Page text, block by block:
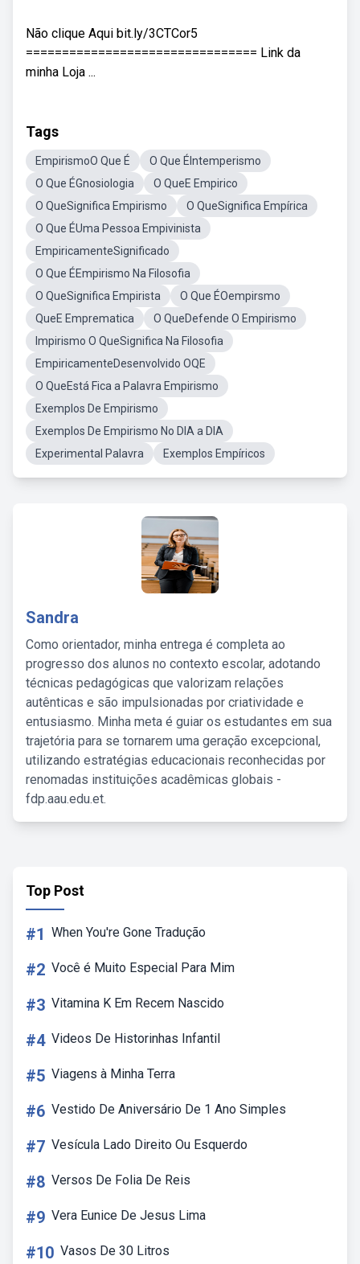
Não clique Aqui bit.ly/3CTCor5
================================ Link da
minha Loja ...
Tags
EmpirismoO Que É
O Que ÉIntemperismo
O Que ÉGnosiologia
O QueE Empirico
O QueSignifica Empirismo
O QueSignifica Empírica
O Que ÉUma Pessoa Empivinista
EmpiricamenteSignificado
O Que ÉEmpirismo Na Filosofia
O QueSignifica Empirista
O Que ÉOempirsmo
QueE Emprematica
O QueDefende O Empirismo
Impirismo O QueSignifica Na Filosofia
EmpiricamenteDesenvolvido OQE
O QueEstá Fica a Palavra Empirismo
Exemplos De Empirismo
Exemplos De Empirismo No DIA a DIA
Experimental Palavra
Exemplos Empíricos
Sandra
Como orientador, minha entrega é completa ao
progresso dos alunos no contexto escolar, adotando
técnicas pedagógicas que valorizam relações
autênticas e são impulsionadas por criatividade e
entusiasmo. Minha meta é guiar os estudantes em sua
trajetória para se tornarem uma geração excepcional,
utilizando estratégias educacionais reconhecidas por
renomadas instituições acadêmicas globais -
fdp.aau.edu.et.
Top Post
#1 When You're Gone Tradução
#2 Você é Muito Especial Para Mim
#3 Vitamina K Em Recem Nascido
#4 Videos De Historinhas Infantil
#5 Viagens à Minha Terra
#6 Vestido De Aniversário De 1 Ano Simples
#7 Vesícula Lado Direito Ou Esquerdo
#8 Versos De Folia De Reis
#9 Vera Eunice De Jesus Lima
#10 Vasos De 30 Litros